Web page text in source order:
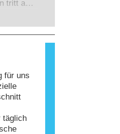
tritt auf,
eine
jedoch
für uns
täglich